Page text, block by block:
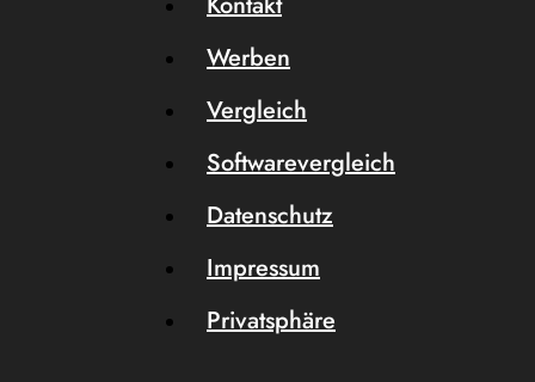
Werben
Vergleich
Softwarevergleich
Datenschutz
Impressum
Privatsphäre